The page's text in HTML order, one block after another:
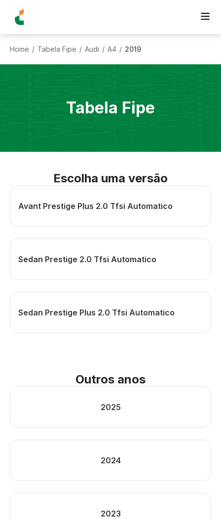
Home / Tabela Fipe / Audi / A4 / 2019
Tabela Fipe
Escolha uma versão
Avant Prestige Plus 2.0 Tfsi Automatico
Sedan Prestige 2.0 Tfsi Automatico
Sedan Prestige Plus 2.0 Tfsi Automatico
Outros anos
2025
2024
2023